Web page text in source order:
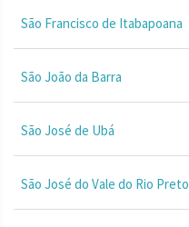
São Francisco de Itabapoana
São João da Barra
São José de Ubá
São José do Vale do Rio Preto